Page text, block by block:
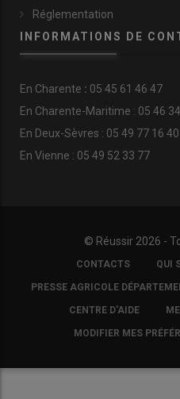
Réglementation
INFORMATIONS DE
En Charente : 05 45 61 46 47
En Charente-Maritime : 05 46
En Deux-Sèvres : 05 49 77 16 40
En Vienne : 05 49 52 33 77
© Réussir 2026 -
COPYRIGHTCONTACTS QUI
PRESSE AGRICOLE
CENTRE D'AIDE
MODIFIER MES